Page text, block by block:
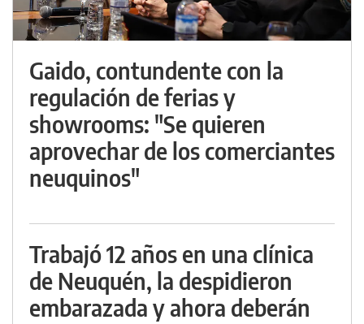
Gaido, contundente con la
regulación de ferias y
showrooms: "Se quieren
aprovechar de los comerciantes
neuquinos"
Trabajó 12 años en una clínica
de Neuquén, la despidieron
embarazada y ahora deberán